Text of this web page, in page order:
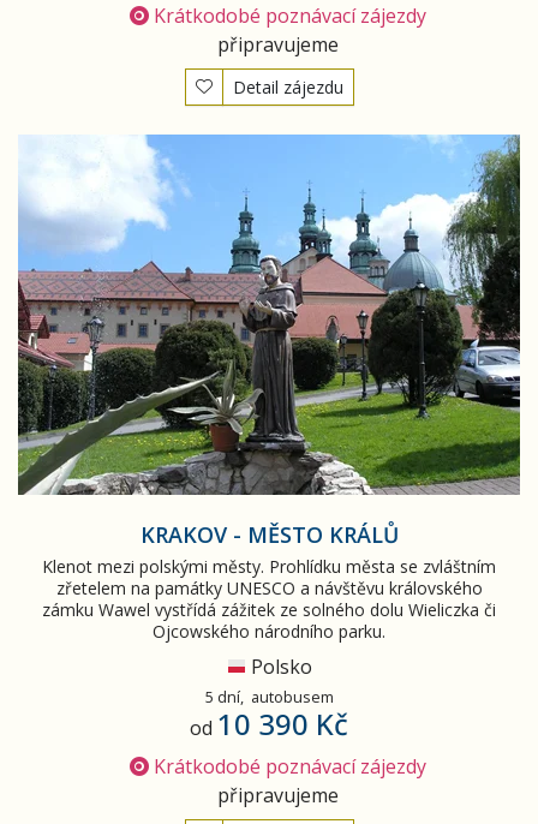
Krátkodobé poznávací zájezdy
připravujeme
Detail zájezdu
Krakov - město králů
KRAKOV - MĚSTO KRÁLŮ
Klenot mezi polskými městy. Prohlídku města se zvláštním
zřetelem na památky UNESCO a návštěvu královského
zámku Wawel vystřídá zážitek ze solného dolu Wieliczka či
Ojcowského národního parku.
Polsko
5 dní, autobusem
od 10 390 Kč
Krátkodobé poznávací zájezdy
připravujeme